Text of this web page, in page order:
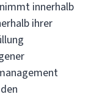
innerhalb
ihrer